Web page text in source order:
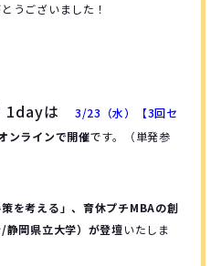
うございました！
1dayは
3/23（水）【3回セ
ンラインで開催です。（単発参
を考える」、育休プチMBAの創
静岡県立大学）が登壇いたしま